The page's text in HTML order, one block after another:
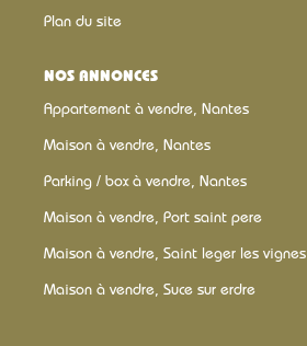
Plan du site
NOS ANNONCES
Appartement à vendre, Nantes
Maison à vendre, Nantes
Parking / box à vendre, Nantes
Maison à vendre, Port saint pere
Maison à vendre, Saint leger les vignes
Maison à vendre, Suce sur erdre